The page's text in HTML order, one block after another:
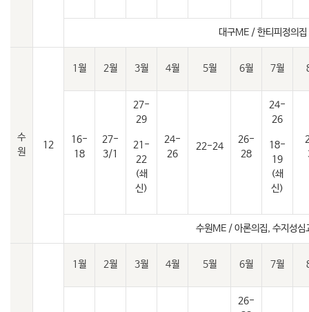
대구ME / 한티피정의집
수
원
12
1월 2월 3월 4월 5월 6월 7월
16-
18
27-
3/1
27-
29
21-
22
(쇄
신)
24-
26
22-24
26-
28
24-
26
18-
19
(쇄
신)
수원ME / 아론의집, 수지성심
1월 2월 3월 4월 5월 6월 7월
26-